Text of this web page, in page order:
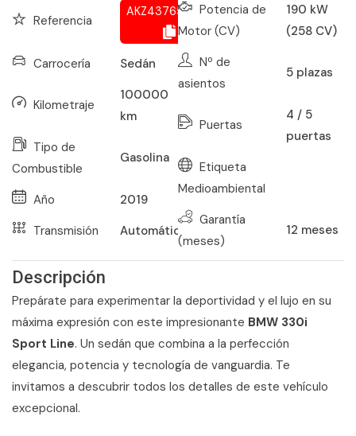
Referencia
AKZ437657206
Carrocería Sedán
Kilometraje
100000
km
Tipo de
Combustible
Gasolina
Año
2019
Transmisión
Automático
Potencia de
Motor (CV)
190 kW
(258 CV)
Nº de
asientos
5 plazas
Puertas
4 / 5
puertas
Etiqueta
Medioambiental
Garantía
(meses)
12 meses
Descripción
Prepárate para experimentar la deportividad y el lujo en su
máxima expresión con este impresionante BMW 330i
Sport Line. Un sedán que combina a la perfección
elegancia, potencia y tecnología de vanguardia. Te
invitamos a descubrir todos los detalles de este vehículo
excepcional.